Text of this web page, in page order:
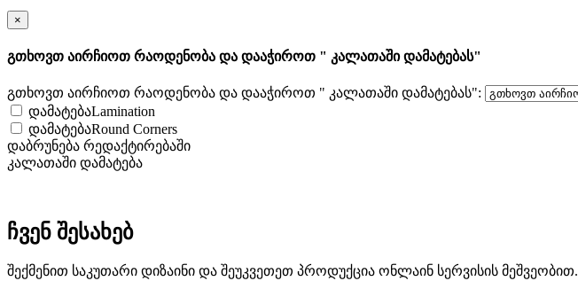
×
გთხოვთ აირჩიოთ რაოდენობა და დააჭიროთ " კალათაში დამატებას"
გთხოვთ აირჩიოთ რაოდენობა და დააჭიროთ " კალათაში დამატებას":
დამატებაLamination
დამატებაRound Corners
დაბრუნება რედაქტირებაში
კალათაში დამატება
ჩვენ შესახებ
შექმენით საკუთარი დიზაინი და შეუკვეთეთ პროდუქცია ონლაინ სერვისის მეშვეობით.